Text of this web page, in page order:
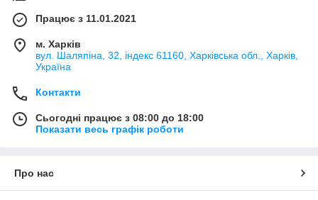
Працює з 11.01.2021
м. Харків
вул. Шаляпіна, 32, індекс 61160, Харківська обл., Харків,
Україна
Контакти
Сьогодні працює з 08:00 до 18:00
Показати весь графік роботи
Про нас